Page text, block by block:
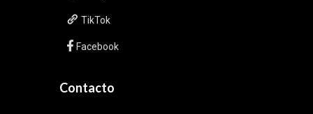
TikTok
Facebook
Contacto